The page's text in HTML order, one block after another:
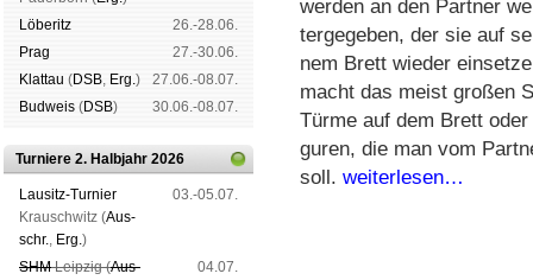
Lö­be­ritz
26.-28.06.
Prag
27.-30.06.
Klat­tau (DSB, Erg.)
27.06.-08.07.
Bud­weis (DSB) 30.06.-08.07.
Turniere 2. Halbjahr 2026
Lau­sitz-Tur­nier
Krausch­witz (Aus­
schr., Erg.)
03.-05.07.
SHMLeip­zig (Aus­
04.07.
wer­den an den Part­ner
ter­ge­ge­ben, der sie auf
nem Brett wie­der
macht das meist gro­ßen
Türme auf dem Brett
gu­ren, die man vom
soll. weiterlesen…